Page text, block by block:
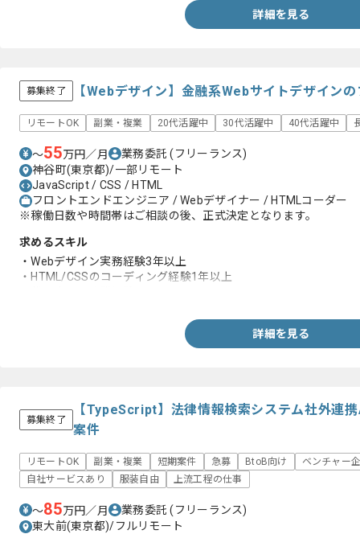
詳細を見る
募集終了 【Webデザイン】金融系Webサイトデザイン
リモートOK 副業・複業 20代活躍中 30代活躍中 40代活躍中
〜55万円／月 業務委託(フリーランス)
神谷町(東京都)/一部リモート
JavaScript / CSS / HTML
フロントエンドエンジニア / Webデザイナー / HTMLコーダー
※稼働日数や時間帯はご相談の後、正式決定となります。
求めるスキル
・Webデザイン実務経験3年以上
・HTML/CSSのコーディング経験1年以上
詳細を見る
募集終了
【TypeScript】法律情報検索システム社外連
案件
リモートOK 副業・複業 短期案件 急募 BtoB向け
ベンチャー
自社サービスあり
服装自由 上流工程の仕事
〜85万円／月 業務委託(フリーランス)
東大前(東京都)/フルリモート